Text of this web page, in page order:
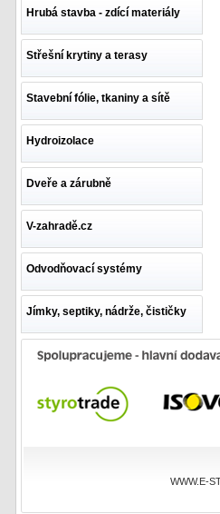
Hrubá stavba - zdící materiály
Střešní krytiny a terasy
Stavební fólie, tkaniny a sítě
Hydroizolace
Dveře a zárubně
V-zahradě.cz
Odvodňovací systémy
Jímky, septiky, nádrže, čističky
WWW.E-